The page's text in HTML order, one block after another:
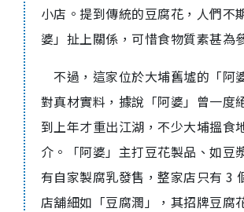
小店。提到傳統的豆腐花，人們不
婆」扯上關係，可惜食物質素甚為
不過，這家位於大埔舊墟的「阿
對真材實料，據說「阿婆」曾一度
到上年才重出江湖，不少大埔搵食
介。「阿婆」主打豆花製品、如豆
有自家製腐乳發售，整家店只有 3
店舖細如「豆腐潤」，其招牌豆腐